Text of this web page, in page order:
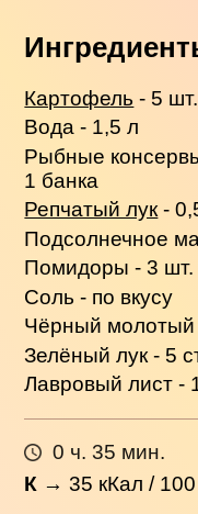
Картофель - 5 шт.
Вода - 1,5 л
Рыбные
1 банка
Репчатый лук-
Подсолнечное
Помидоры - 3 шт.
Соль - по вкусу
Чёрный молотый
Зелёный лук - 5
Лавровый лист -
0 ч. 35 мин.
К →35 кКал / 100